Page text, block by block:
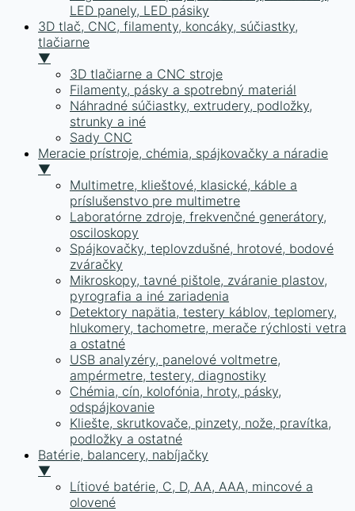
LED panely, LED pásiky
3D tlač, CNC, filamenty, koncáky, súčiastky,
tlačiarne
▼
3D tlačiarne a CNC stroje
Filamenty, pásky a spotrebný materiál
Náhradné súčiastky, extrudery, podložky,
strunky a iné
Sady CNC
Meracie prístroje, chémia, spájkovačky a náradie
▼
Multimetre, klieštové, klasické, káble a
príslušenstvo pre multimetre
Laboratórne zdroje, frekvenčné generátory,
osciloskopy
Spájkovačky, teplovzdušné, hrotové, bodové
zváračky
Mikroskopy, tavné pištole, zváranie plastov,
pyrografia a iné zariadenia
Detektory napätia, testery káblov, teplomery,
hlukomery, tachometre, merače rýchlosti vetra
a ostatné
USB analyzéry, panelové voltmetre,
ampérmetre, testery, diagnostiky
Chémia, cín, kolofónia, hroty, pásky,
odspájkovanie
Kliešte, skrutkovače, pinzety, nože, pravítka,
podložky a ostatné
Batérie, balancery, nabíjačky
▼
Lítiové batérie, C, D, AA, AAA, mincové a
olovené